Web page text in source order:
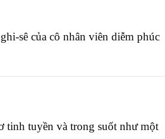
sê của cô nhân viên diễm phúc
tinh tuyền và trong suốt như một